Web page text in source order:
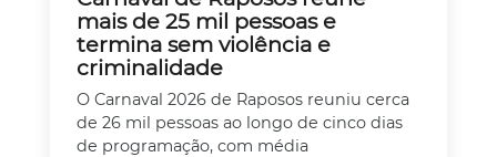
mais de 25 mil pessoas e
termina sem violência e
criminalidade
O Carnaval 2026 de Raposos reuniu cerca
de 26 mil pessoas ao longo de cinco dias
de programação, com média